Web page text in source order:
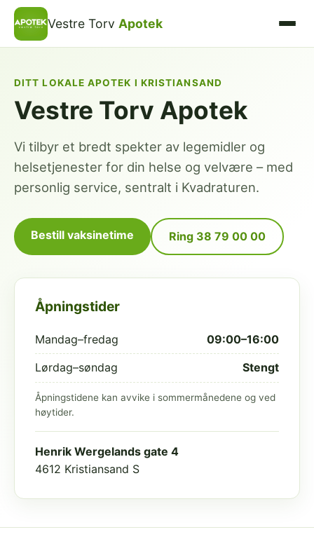
Vestre Torv Apotek
DITT LOKALE APOTEK I KRISTIANSAND
Vestre Torv Apotek
Vi tilbyr et bredt spekter av legemidler og
helsetjenester for din helse og velvære – med
personlig service, sentralt i Kvadraturen.
Bestill vaksinetime Ring 38 79 00 00
Åpningstider
Mandag–fredag 09:00–16:00
Lørdag–søndag Stengt
Åpningstidene kan avvike i sommermånedene og ved
høytider.
Henrik Wergelands gate 4
4612 Kristiansand S